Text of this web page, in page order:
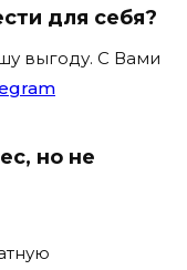
для себя?
выгоду. С Вами
но не